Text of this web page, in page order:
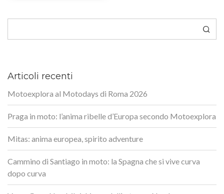
Articoli recenti
Motoexplora al Motodays di Roma 2026
Praga in moto: l’anima ribelle d’Europa secondo Motoexplora
Mitas: anima europea, spirito adventure
Cammino di Santiago in moto: la Spagna che si vive curva
dopo curva